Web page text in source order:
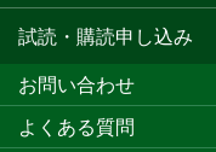
試読・購読申し込み
お問い合わせ
よくある質問